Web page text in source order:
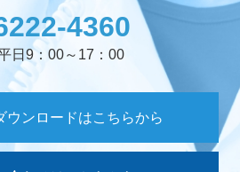
4360
日9：00～17：00
ウンロードはこちらから